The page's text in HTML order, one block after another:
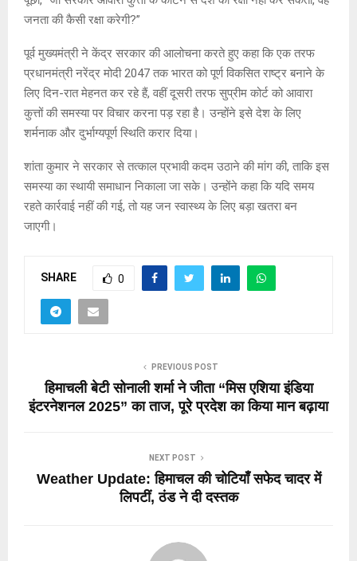
जनता की कैसी रक्षा करेगी?”
पूर्व मुख्यमंत्री ने केंद्र सरकार की आलोचना करते हुए कहा कि एक तरफ
प्रधानमंत्री नरेंद्र मोदी 2047 तक भारत को पूर्ण विकसित राष्ट्र बनाने के
लिए दिन-रात मेहनत कर रहे हैं, वहीं दूसरी तरफ सुप्रीम कोर्ट को आवारा
कुत्तों की समस्या पर विचार करना पड़ रहा है। उन्होंने इसे देश के लिए
शर्मनाक और दुर्भाग्यपूर्ण स्थिति करार दिया।
शांता कुमार ने सरकार से तत्काल प्रभावी कदम उठाने की मांग की, ताकि इस
समस्या का स्थायी समाधान निकाला जा सके। उन्होंने कहा कि यदि समय
रहते कार्रवाई नहीं की गई, तो यह जन स्वास्थ्य के लिए बड़ा खतरा बन
जाएगी।
SHARE 0
PREVIOUS POST
हिमाचली बेटी सोनाली शर्मा ने जीता “मिस एशिया इंडिया
इंटरनेशनल 2025” का ताज, पूरे प्रदेश का किया मान बढ़ाया
NEXT POST
Weather Update: हिमाचल की चोटियाँ सफेद चादर में
लिपटीं, ठंड ने दी दस्तक